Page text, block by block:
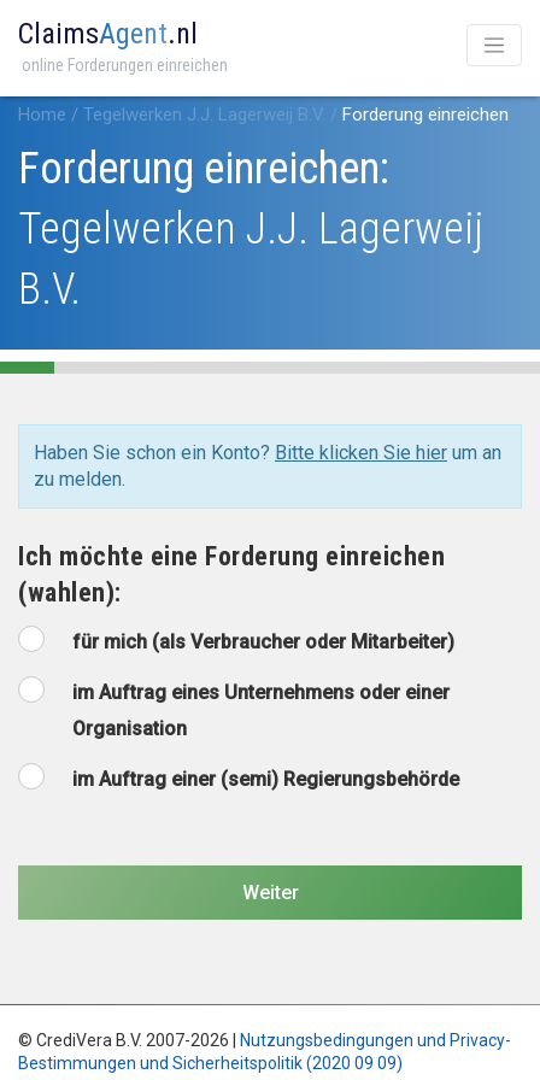
ClaimsAgent.nl
online Forderungen einreichen
Home / Tegelwerken J.J. Lagerweij B.V. / Forderung einreichen
Forderung einreichen:
Tegelwerken J.J. Lagerweij
B.V.
Haben Sie schon ein Konto? Bitte klicken Sie hier um an
zu melden.
Ich möchte eine Forderung einreichen
(wahlen):
für mich (als Verbraucher oder Mitarbeiter)
im Auftrag eines Unternehmens oder einer
Organisation
im Auftrag einer (semi) Regierungsbehörde
© CrediVera B.V. 2007-2026 |
Nutzungsbedingungen und Privacy-
Bestimmungen und Sicherheitspolitik (2020 09 09)